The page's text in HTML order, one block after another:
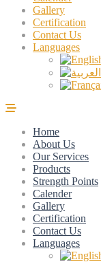
Gallery
Certification
Contact Us
Languages
Home
About Us
Our Services
Products
Strength Points
Calender
Gallery
Certification
Contact Us
Languages